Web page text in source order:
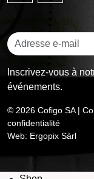
Inscrivez-vous à
événements.
© 2026 Cofigo SA |
confidentialité
Web: Ergopix Sàrl